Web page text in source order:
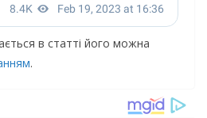
в статті його можна
.